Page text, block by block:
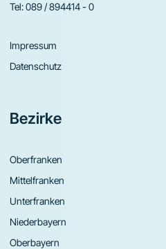
Tel:089 / 894414 - 0
Impressum
Datenschutz
Bezirke
Oberfranken
Mittelfranken
Unterfranken
Niederbayern
Oberbayern